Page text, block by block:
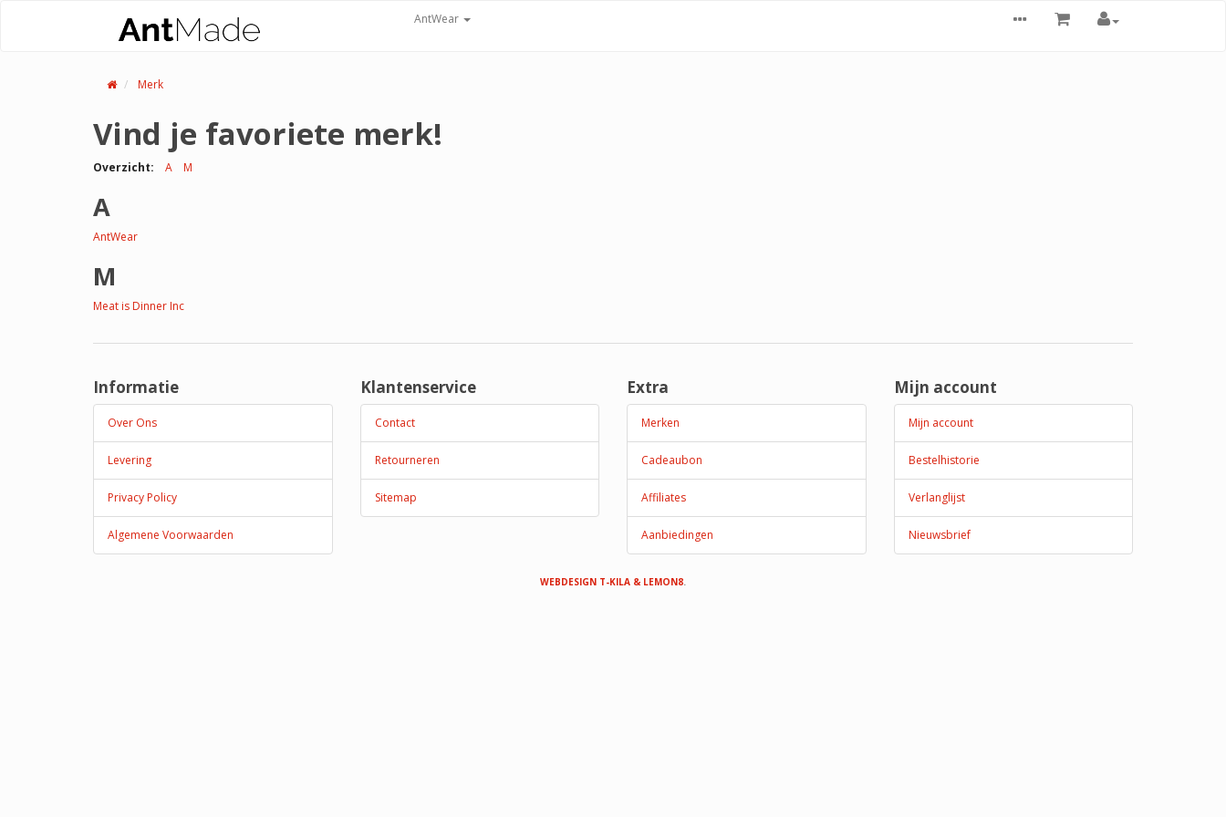
AntWear
Merk
Vind je favoriete merk!
Overzicht: A M
A
AntWear
M
Meat is Dinner Inc
Informatie
Over Ons
Levering
Privacy Policy
Algemene Voorwaarden
Klantenservice
Contact
Retourneren
Sitemap
Extra
Merken
Cadeaubon
Affiliates
Aanbiedingen
Mijn account
Mijn account
Bestelhistorie
Verlanglijst
Nieuwsbrief
WEBDESIGN T-KILA & LEMON8.